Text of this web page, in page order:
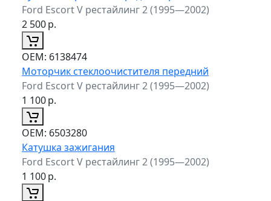
Ford Escort V рестайлинг 2 (1995—2002)
2 500р.
ОЕМ: 6138474
Моторчик стеклоочистителя передний
Ford Escort V рестайлинг 2 (1995—2002)
1 100р.
ОЕМ: 6503280
Катушка зажигания
Ford Escort V рестайлинг 2 (1995—2002)
1 100р.